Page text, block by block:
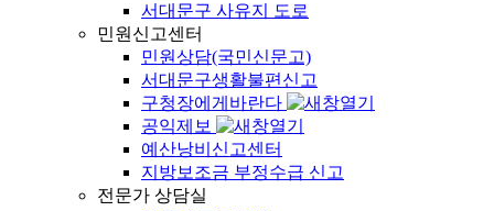
서대문구 사유지 도로
민원신고센터
민원상담(국민신문고)
서대문구생활불편신고
구청장에게바란다
공익제보
예산낭비신고센터
지방보조금 부정수급 신고
전문가 상담실